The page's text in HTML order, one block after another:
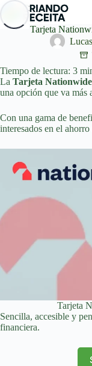
Saltar
contenidoTarjeta
Tiempo de lectura: 3
La Tarjeta Nationwide
una opción que va más
Con una gama de
interesados en el
Tarjeta
Sencilla, accesible y
financiera.